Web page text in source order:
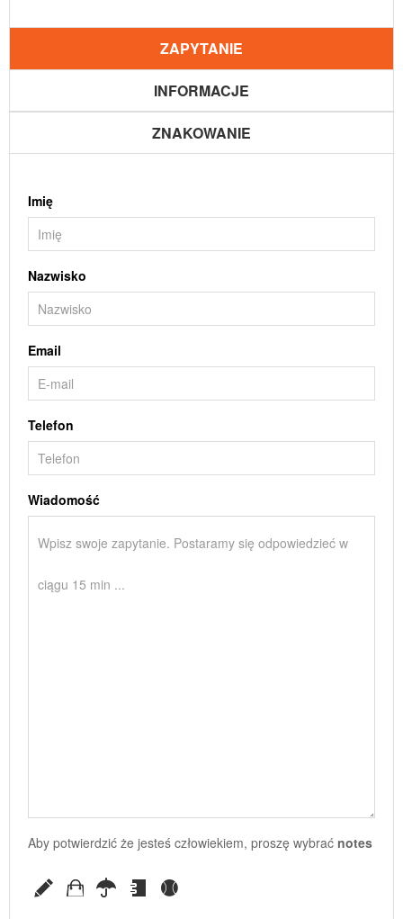
ZAPYTANIE
INFORMACJE
ZNAKOWANIE
Imię
Nazwisko
Email
Telefon
Wiadomość
Aby potwierdzić że jesteś człowiekiem, proszę wybrać notes